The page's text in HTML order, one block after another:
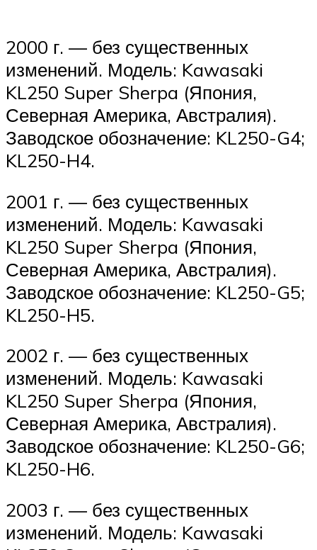
2000 г. — без существенных
изменений. Модель: Kawasaki
KL250 Super Sherpa (Япония,
Северная Америка, Австралия).
Заводское обозначение: KL250-G4;
KL250-H4.
2001 г. — без существенных
изменений. Модель: Kawasaki
KL250 Super Sherpa (Япония,
Северная Америка, Австралия).
Заводское обозначение: KL250-G5;
KL250-H5.
2002 г. — без существенных
изменений. Модель: Kawasaki
KL250 Super Sherpa (Япония,
Северная Америка, Австралия).
Заводское обозначение: KL250-G6;
KL250-H6.
2003 г. — без существенных
изменений. Модель: Kawasaki